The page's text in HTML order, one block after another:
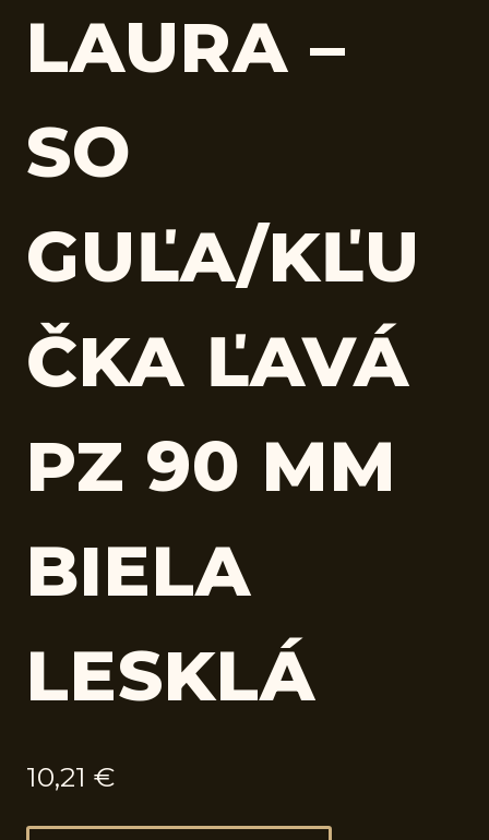
LAURA –
SO
GUĽA/KĽU
ČKA ĽAVÁ
PZ 90 MM
BIELA
LESKLÁ
10,21 €